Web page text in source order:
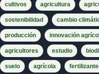
cultivos agricultura
sostenibilidad cambio
producción innovación
agricultores estudio
suelo agrícola